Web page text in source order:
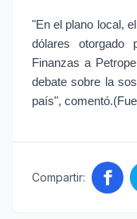
"En el plano local,
dólares
Finanzas a
debate sobre la
país",
Compartir: